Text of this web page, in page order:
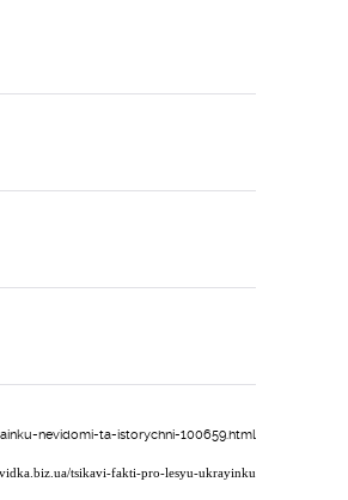
nevidomi-ta-istorychni-100659.html
tsikavi-fakti-pro-lesyu-ukrayinku